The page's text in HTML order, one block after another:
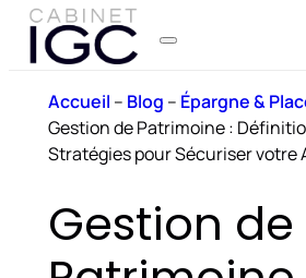
Accueil – Blog – Épargne &
Gestion de Patrimoine :
Stratégies pour Sécuriser votre
Gestion de